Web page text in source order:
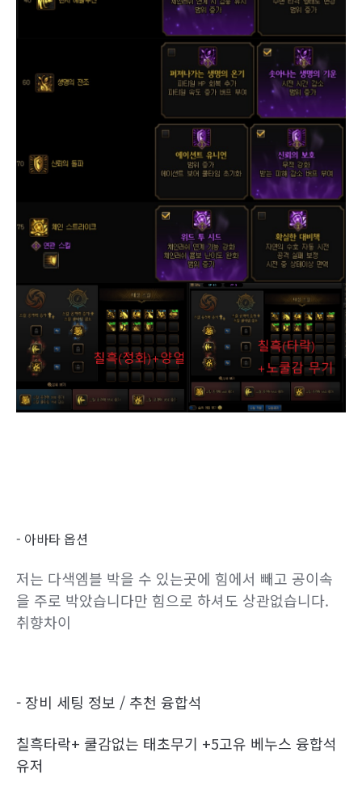
- 아바타 옵션
저는 다색엠블 박을 수 있는곳에 힘에서 빼고 공이속
을 주로 박았습니다만 힘으로 하셔도 상관없습니다.
취향차이
- 장비 세팅 정보 / 추천 융합석
칠흑타락+ 쿨감없는 태초무기 +5고유 베누스 융합석
유저